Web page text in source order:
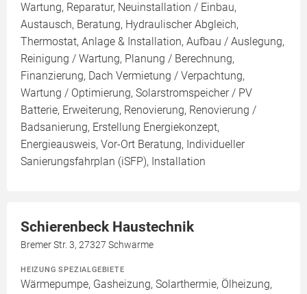
Wartung, Reparatur, Neuinstallation / Einbau,
Austausch, Beratung, Hydraulischer Abgleich,
Thermostat, Anlage & Installation, Aufbau / Auslegung,
Reinigung / Wartung, Planung / Berechnung,
Finanzierung, Dach Vermietung / Verpachtung,
Wartung / Optimierung, Solarstromspeicher / PV
Batterie, Erweiterung, Renovierung, Renovierung /
Badsanierung, Erstellung Energiekonzept,
Energieausweis, Vor-Ort Beratung, Individueller
Sanierungsfahrplan (iSFP), Installation
Schierenbeck Haustechnik
Bremer Str. 3, 27327 Schwarme
HEIZUNG SPEZIALGEBIETE
Wärmepumpe, Gasheizung, Solarthermie, Ölheizung,